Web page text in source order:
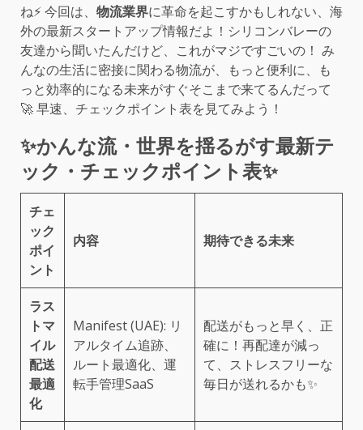
ね⚡️ 今回は、 物流業界に革命を起こすかもしれない、海
外の最新スタートアップ情報だよ！シリコンバレーの
友達から聞いたんだけど、これがマジですごいの！ み
んなの生活に密接に関わる物流が、もっと便利に、も
っと効率的になる未来がすぐそこまで来てるんだって
🚀 早速、チェックポイント表を見てみよう！
✨かんな流・世界を揺るがす最新テ
ック・チェックポイント表✨
チェ
ック
ポイ
ント
内容 期待できる未来
ラス
トマ
イル
配送
最適
化
Manifest (UAE): リ
アルタイム追跡、
ルート最適化、運
転手管理SaaS
配送がもっと早く、正
確に！再配達が減っ
て、ストレスフリーな
毎日が送れるかも✨